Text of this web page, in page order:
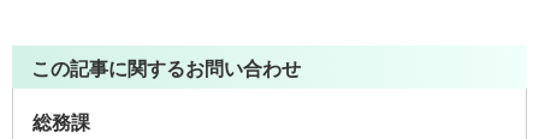
この記事に関するお問い合わせ
総務課